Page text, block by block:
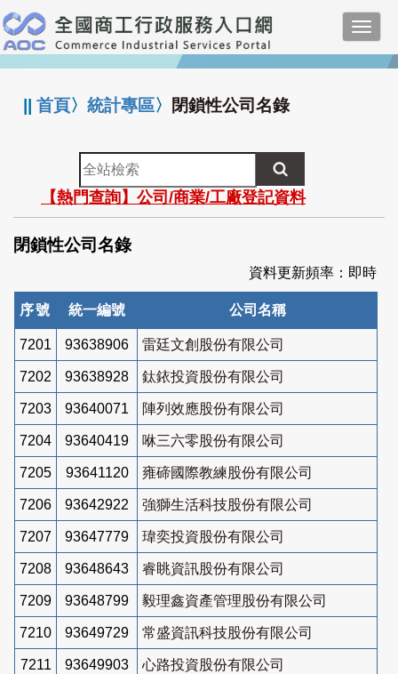
跳
到
主
要
:::
||首頁〉統計專區〉 閉鎖性公司名錄
全
站
檢
索
【熱門查詢】公司/商業/工廠登記資料
閉鎖性公司名錄
資料更新頻率：即時
序號 統一編號 公司名稱
7201 93638906 雷廷文創股份有限公司
7202 93638928 鈦銥投資股份有限公司
7203 93640071 陣列效應股份有限公司
7204 93640419 咻三六零股份有限公司
7205 93641120 雍碲國際教練股份有限公司
7206 93642922 強獅生活科技股份有限公司
7207 93647779 瑋奕投資股份有限公司
7208 93648643 睿眺資訊股份有限公司
7209 93648799 毅理鑫資產管理股份有限公司
7210 93649729 常盛資訊科技股份有限公司
7211 93649903 心路投資股份有限公司